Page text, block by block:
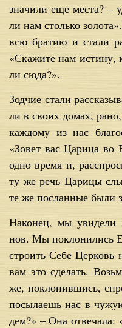
зна­чи­ли еще ме­ста? –
ли нам столь­ко
всю бра­тию и ста­ли
«Ска­жи­те нам ис­ти­ну,
ли сю­да?».
Зод­чие ста­ли
ли в сво­их до­мах,
каж­до­му из нас
«Зо­вет вас Ца­ри­ца
од­но вре­мя и,
ту же речь Ца­ри­цы
те же по­слан­ные бы­ли
На­ко­нец, мы
нов. Мы по­кло­ни­лись
стро­ить Се­бе
вам это сде­лать.
же, по­кло­нив­шись,
по­сы­ла­ешь нас в
дем?» – Она